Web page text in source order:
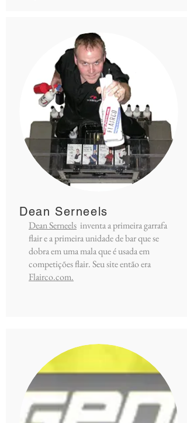
Dean Serneels
Dean Serneels inventa a primeira garrafa
flair e a primeira unidade de bar que se
dobra em uma mala que é usada em
competições flair. Seu site então era
Flairco.com.